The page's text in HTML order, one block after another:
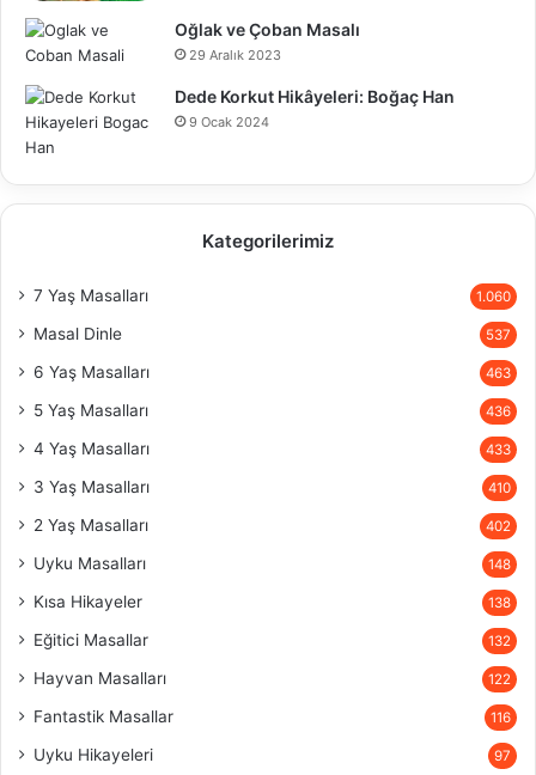
Oğlak ve Çoban Masalı
29 Aralık 2023
Dede Korkut Hikâyeleri: Boğaç Han
9 Ocak 2024
Kategorilerimiz
7 Yaş Masalları 1.060
Masal Dinle 537
6 Yaş Masalları 463
5 Yaş Masalları 436
4 Yaş Masalları 433
3 Yaş Masalları 410
2 Yaş Masalları 402
Uyku Masalları 148
Kısa Hikayeler 138
Eğitici Masallar 132
Hayvan Masalları 122
Fantastik Masallar 116
Uyku Hikayeleri 97